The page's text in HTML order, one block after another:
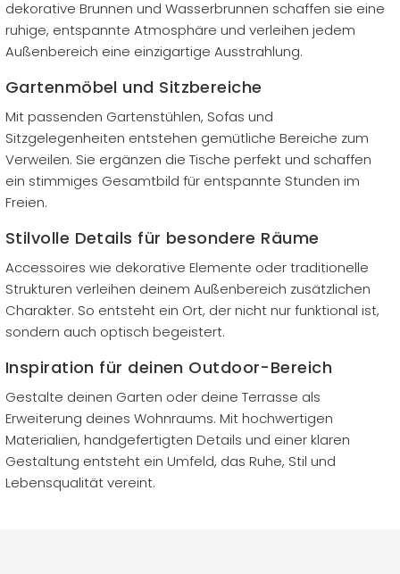
dekorative Brunnen und Wasserbrunnen schaffen sie eine
ruhige, entspannte Atmosphäre und verleihen jedem
Außenbereich eine einzigartige Ausstrahlung.
Gartenmöbel und Sitzbereiche
Mit passenden Gartenstühlen, Sofas und
Sitzgelegenheiten entstehen gemütliche Bereiche zum
Verweilen. Sie ergänzen die Tische perfekt und schaffen
ein stimmiges Gesamtbild für entspannte Stunden im
Freien.
Stilvolle Details für besondere Räume
Accessoires wie dekorative Elemente oder traditionelle
Strukturen verleihen deinem Außenbereich zusätzlichen
Charakter. So entsteht ein Ort, der nicht nur funktional ist,
sondern auch optisch begeistert.
Inspiration für deinen Outdoor-Bereich
Gestalte deinen Garten oder deine Terrasse als
Erweiterung deines Wohnraums. Mit hochwertigen
Materialien, handgefertigten Details und einer klaren
Gestaltung entsteht ein Umfeld, das Ruhe, Stil und
Lebensqualität vereint.